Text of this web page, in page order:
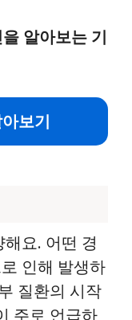
알아보는 기
보기
요. 어떤 경
인해 발생하
질환의 시작
주로 언급하